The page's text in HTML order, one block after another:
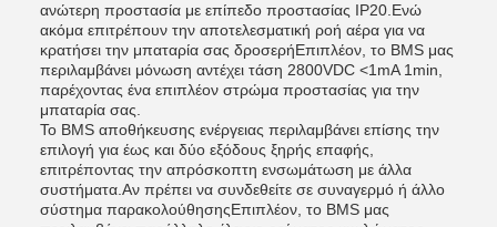
ανώτερη προστασία με επίπεδο προστασίας IP20.Ενώ
ακόμα επιτρέπουν την αποτελεσματική ροή αέρα για να
κρατήσει την μπαταρία σας δροσερήΕπιπλέον, το BMS μας
περιλαμβάνει μόνωση αντέχει τάση 2800VDC <1mA 1min,
παρέχοντας ένα επιπλέον στρώμα προστασίας για την
μπαταρία σας.
Το BMS αποθήκευσης ενέργειας περιλαμβάνει επίσης την
επιλογή για έως και δύο εξόδους ξηρής επαφής,
επιτρέποντας την απρόσκοπτη ενσωμάτωση με άλλα
συστήματα.Αν πρέπει να συνδεθείτε σε συναγερμό ή άλλο
σύστημα παρακολούθησηςΕπιπλέον, το BMS μας